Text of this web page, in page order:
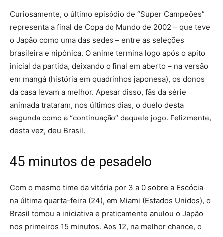
Curiosamente, o último episódio de “Super Campeões”
representa a final de Copa do Mundo de 2002 – que teve
o Japão como uma das sedes – entre as seleções
brasileira e nipônica. O anime termina logo após o apito
inicial da partida, deixando o final em aberto – na versão
em mangá (história em quadrinhos japonesa), os donos
da casa levam a melhor. Apesar disso, fãs da série
animada trataram, nos últimos dias, o duelo desta
segunda como a “continuação” daquele jogo. Felizmente,
desta vez, deu Brasil.
45 minutos de pesadelo
Com o mesmo time da vitória por 3 a 0 sobre a Escócia
na última quarta-feira (24), em Miami (Estados Unidos), o
Brasil tomou a iniciativa e praticamente anulou o Japão
nos primeiros 15 minutos. Aos 12, na melhor chance, o